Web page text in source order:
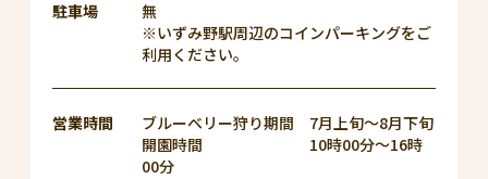
駐車場
無
※いずみ野駅周辺のコインパーキングをご
利用ください。
営業時間
ブルーベリー狩り期間 7月上旬～8月下旬
開園時間 10時00分～16時
00分